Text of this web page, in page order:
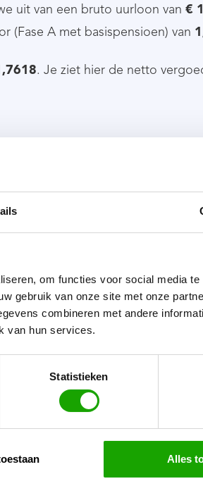
om functies voor social media te
gebruik van onze site met onze
combineren met andere
van hun services.
Statistieken
Alles
uit van een bruto uurloon van €
(Fase A met basispensioen) van
. Je ziet hier de netto
per gewerkt uur. Terwijl de
Er mag wettelijk maximaal
blijft.
hierin een rol
compliant?
mee naar de
in 2026 ligt de focus hierbij